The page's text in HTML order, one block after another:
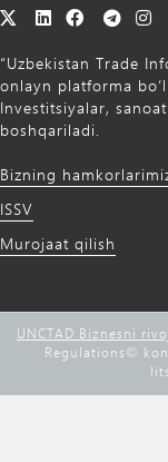
“Uzbekistan Trade
onlayn platforma
Investitsiyalar,
boshqariladi.
Bizning
ISSV
Murojaat qilish
UNCTAD Biznesni
Regulations©️